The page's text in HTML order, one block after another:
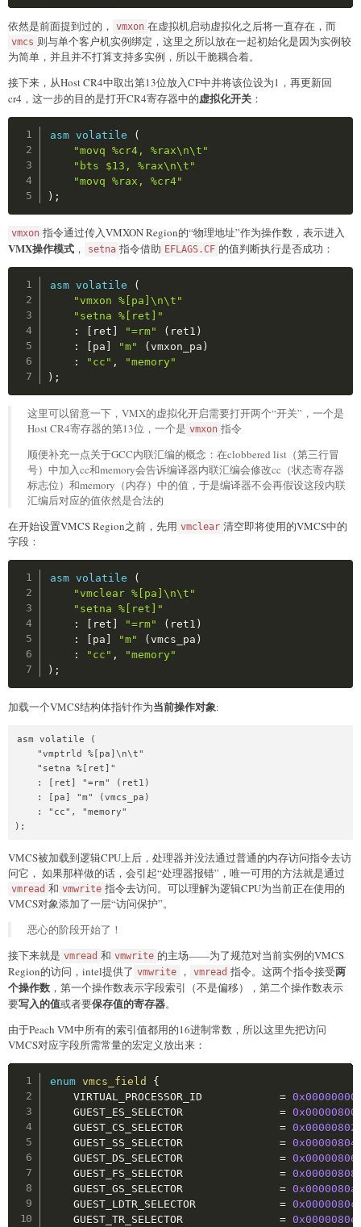
依然是前面提到过的， vmxon 在虚拟机启动虚拟化之后将一直存在，而
vmcs 则与单个客户机实例绑定，这里之所以放在一起初始化是因为实例较
为简单，并且并不打算支持多实例，所以干脆耦合着。
接下来，从Host CR4中取出第13位放入CF中并将该位设为1，再更新回
cr4，这一步的目的是打开CR4寄存器中的虚拟化开关 ：
asm volatile
(
"movq %cr4, %rax\n\t"
"bts $13, %rax\n\t"
"movq %rax, %cr4"
) ;
vmxon 指令通过传入VMXON Region的“物理地址”作为操作数，表示进入
VMX操作模式 ， setna 指令借助 EFLAGS.CF 的值判断执行是否成功：
asm volatile
(
"vmxon %[pa]\n\t"
"setna %[ret]"
:
ret "=rm" ( ret1 )
:
pa "m" (vmxon_pa )
:
"cc" ,
"memory"
) ;
这里可以留意一下，VMX的虚拟化开启需要打开两个“开关”，一个是
Host CR4寄存器的第13位，一个是 vmxon 指令
顺便补充一点关于GCC内联汇编的概念：在clobbered list（第三行冒
号）中加入cc和memory会告诉编译器内联汇编会修改cc（状态寄存器
标志位）和memory（内存）中的值，于是编译器不会再假设这段内联
汇编后对应的值依然是合法的
在开始设置VMCS Region之前，先用 vmclear 清空即将使用的VMCS中的
字段：
asm volatile
(
"vmclear %[pa]\n\t"
"setna %[ret]"
:
ret "=rm" ( ret1 )
:
pa "m" (vmcs_pa )
:
"cc" ,
"memory"
) ;
加载一个VMCS结构体指针作为当前操作对象:
asm volatile (
    "vmptrld %[pa]\n\t"
    "setna %[ret]"
    : [ret] "=rm" (ret1)
    : [pa] "m" (vmcs_pa)
    : "cc", "memory"
);
VMCS被加载到逻辑CPU上后，处理器并没法通过普通的内存访问指令去访
问它， 如果那样做的话，会引起“处理器报错”，唯一可用的方法就是通过
vmread 和 vmwrite 指令去访问。可以理解为逻辑CPU为当前正在使用的
VMCS对象添加了一层“访问保护”。
恶心的阶段开始了！
接下来就是 vmread 和 vmwrite 的主场——为了规范对当前实例的VMCS
Region的访问，intel提供了 vmwrite ， vmread 指令。这两个指令接受两
个操作数 ，第一个操作数表示字段索引（不是偏移），第二个操作数表示
要写入的值或者要保存值的寄存器。
由于Peach VM中所有的索引值都用的16进制常数，所以这里先把访问
VMCS对应字段所需常量的宏定义放出来：
enum vmcs_field
{
    VIRTUAL_PROCESSOR_ID
= 0x00000000
    GUEST_ES_SELECTOR
= 0x00000800
    GUEST_CS_SELECTOR
= 0x00000802
    GUEST_SS_SELECTOR
= 0x00000804
    GUEST_DS_SELECTOR
= 0x00000806
    GUEST_FS_SELECTOR
= 0x00000808
    GUEST_GS_SELECTOR
= 0x0000080a
    GUEST_LDTR_SELECTOR
= 0x0000080c
    GUEST_TR_SELECTOR
= 0x0000080e